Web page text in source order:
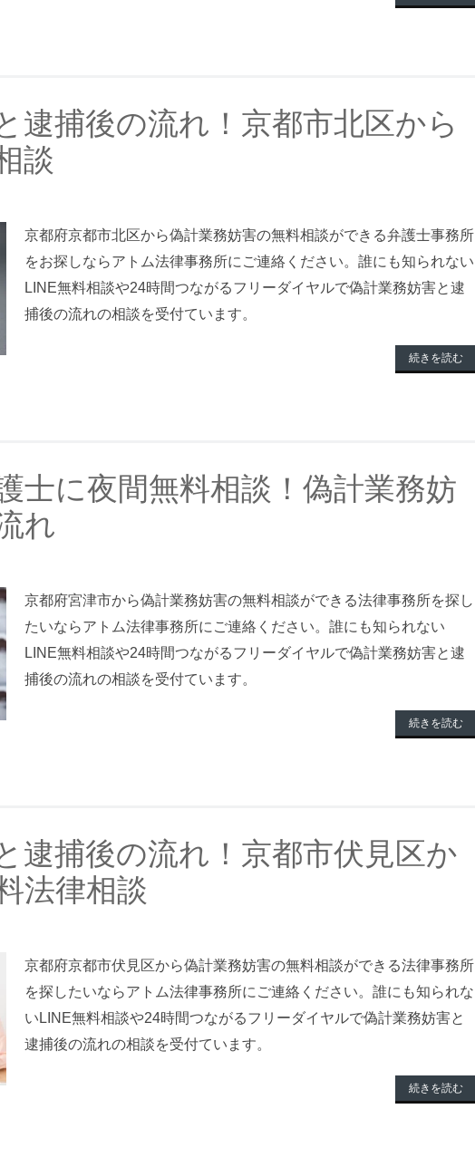
逮捕後の流れ！京都市北区から
談
京都府京都市北区から偽計業務妨害の無料相談ができる弁護士事務所
をお探しならアトム法律事務所にご連絡ください。誰にも知られない
LINE無料相談や24時間つながるフリーダイヤルで偽計業務妨害と逮
捕後の流れの相談を受付ています。
続きを読む
士に夜間無料相談！偽計業務妨
れ
京都府宮津市から偽計業務妨害の無料相談ができる法律事務所を探し
たいならアトム法律事務所にご連絡ください。誰にも知られない
LINE無料相談や24時間つながるフリーダイヤルで偽計業務妨害と逮
捕後の流れの相談を受付ています。
続きを読む
逮捕後の流れ！京都市伏見区か
法律相談
京都府京都市伏見区から偽計業務妨害の無料相談ができる法律事務所
を探したいならアトム法律事務所にご連絡ください。誰にも知られな
いLINE無料相談や24時間つながるフリーダイヤルで偽計業務妨害と
逮捕後の流れの相談を受付ています。
続きを読む